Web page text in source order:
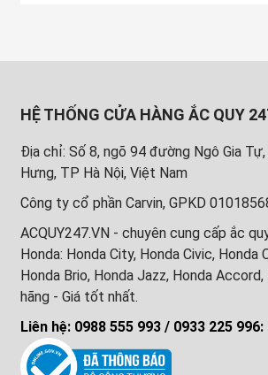
HỆ THỐNG CỬA HÀNG ẮC QUY
Địa chỉ: Số 8, ngõ 94 đường Ngô Gia
Hưng, TP Hà Nội, Việt Nam
Công ty cổ phần Carvin, GPKD
ACQUY247.VN - chuyên cung cấp ắc
Honda: Honda City, Honda Civic, Honda
Honda Brio, Honda Jazz, Honda
hãng - Giá tốt nhất.
Liên hệ: 0988 555 993 / 0933 225 996: